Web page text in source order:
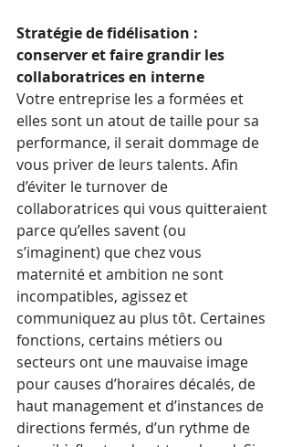
Stratégie de fidélisation :
conserver et faire grandir les
collaboratrices en interne
Votre entreprise les a formées et
elles sont un atout de taille pour sa
performance, il serait dommage de
vous priver de leurs talents. Afin
d’éviter le turnover de
collaboratrices qui vous quitteraient
parce qu’elles savent (ou
s’imaginent) que chez vous
maternité et ambition ne sont
incompatibles, agissez et
communiquez au plus tôt. Certaines
fonctions, certains métiers ou
secteurs ont une mauvaise image
pour causes d’horaires décalés, de
haut management et d’instances de
directions fermés, d’un rythme de